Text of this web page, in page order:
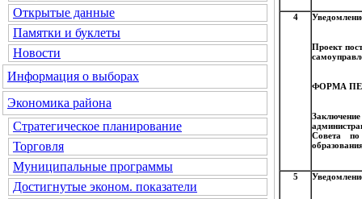
Открытые данные
Памятки и буклеты
Новости
Информация о выборах
Экономика района
Стратегическое планирование
Торговля
Муниципальные программы
Достигнутые эконом. показатели
4
Проект
ФОРМА
Совета по
5